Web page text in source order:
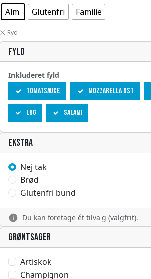
Alm.
Glutenfri Familie
Ryd